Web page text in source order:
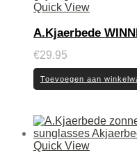
Quick View
A.Kjaerbede
€29.95
Toevoegen aan
Quick View